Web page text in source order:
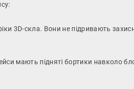
3D-скла. Вони не підривають
мають підняті бортики навколо